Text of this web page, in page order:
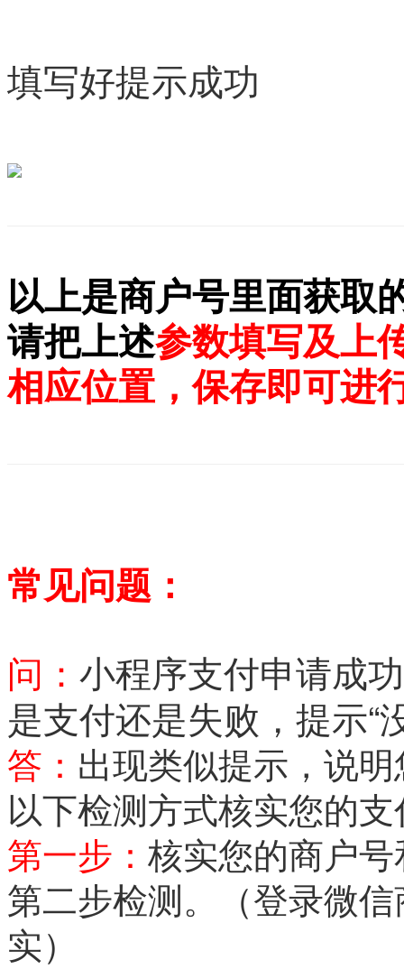
填写好提示成功
以上是商户号里面获取
请把上述参数填写及上
相应位置，保存即可进
常见问题：
问： 小程序支付申请成
是支付还是失败，提示“
答： 出现类似提示，说
以下检测方式核实您的
第一步： 核实您的商户
第二步检测。（登录微
实）